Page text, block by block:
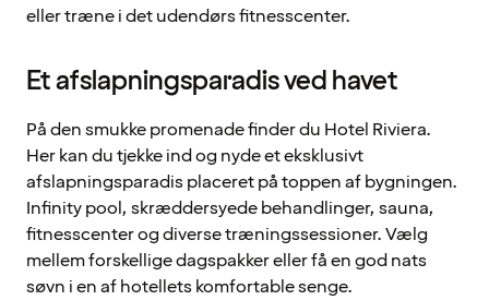
eller træne i det udendørs fitnesscenter.
Et afslapningsparadis ved havet
På den smukke promenade finder du Hotel Riviera.
Her kan du tjekke ind og nyde et eksklusivt
afslapningsparadis placeret på toppen af bygningen.
Infinity pool, skræddersyede behandlinger, sauna,
fitnesscenter og diverse træningssessioner. Vælg
mellem forskellige dagspakker eller få en god nats
søvn i en af hotellets komfortable senge.